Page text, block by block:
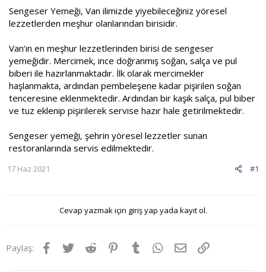
a
i
i
Sengeser Yemeği, Van ilimizde yiyebileceğiniz yöresel
lezzetlerden meşhur olanlarından birisidir.
Van’ın en meşhur lezzetlerinden birisi de sengeser
yemeğidir. Mercimek, ince doğranmış soğan, salça ve pul
biberi ile hazırlanmaktadır. İlk olarak mercimekler
haşlanmakta, ardından pembeleşene kadar pişirilen soğan
tenceresine eklenmektedir. Ardından bir kaşık salça, pul biber
ve tuz eklenip pişirilerek servise hazır hale getirilmektedir.
Sengeser yemeği, şehrin yöresel lezzetler sunan
restoranlarında servis edilmektedir.
#1
17 Haz 2021
Cevap yazmak için giriş yap yada kayıt ol.
Paylaş: Facebook
TwitterReddit Pinterest
Tumblr WhatsApp
E-postaLink